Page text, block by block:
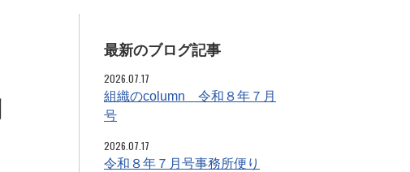
最新のブログ記事
2026.07.17
組織のcolumn 令和８年７月
号
2026.07.17
令和８年７月号事務所便り